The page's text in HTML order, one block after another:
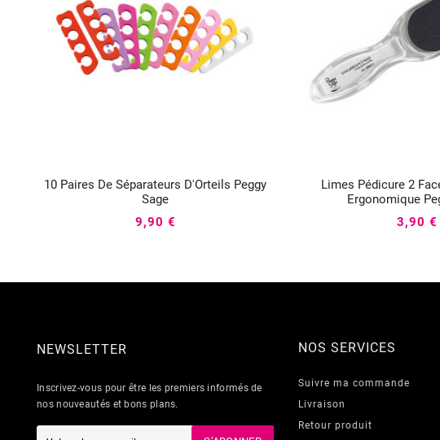
10 Paires De Séparateurs D'Orteils Peggy
Sage

9,90 €
Limes Pédicure 2
Ergonomique
 
3,90 €
NEWSLETTER
Inscrivez-vous pour être les premiers informés de
nos nouveautés et bons plans.
NOS SERVICES
Suivre ma commande
Livraison
Retour produit